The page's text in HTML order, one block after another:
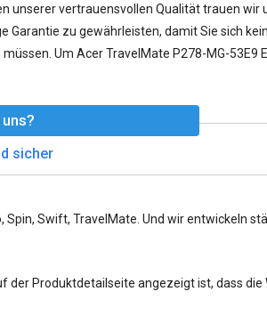
unserer vertrauensvollen Qualität trauen wir
Garantie zu gewährleisten, damit Sie sich
Um Acer TravelMate P278-MG-
sicher
Swift, TravelMate. Und wir entwickeln
der Produktdetailseite angezeigt ist, dass